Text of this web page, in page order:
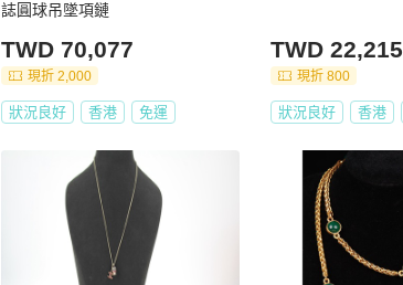
誌圓球吊墜項鏈
TWD 70,077
現折 2,000
狀況良好 香港 免運
TWD 22,215
現折 800
狀況良好 香港